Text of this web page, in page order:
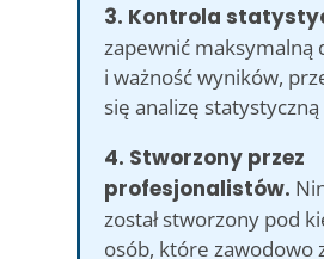
3. Kontrola
zapewnić maksymalną
i ważność wyników,
się analizę
4. Stworzony przez
profesjonalistów.
został stworzony pod
osób, które zawodowo